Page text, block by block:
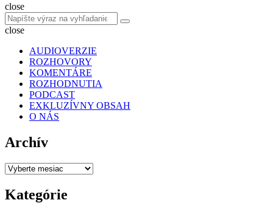
Search
close
Search
for:
Search
close
AUDIOVERZIE
ROZHOVORY
KOMENTÁRE
ROZHODNUTIA
PODCAST
EXKLUZÍVNY OBSAH
O NÁS
Archív
Archív
Kategórie